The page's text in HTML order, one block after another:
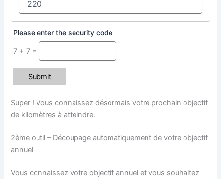
Please enter the security code
7 + 7 =
Submit
Super ! Vous connaissez désormais votre prochain objectif
de kilomètres à atteindre.
2ème outil – Découpage automatiquement de votre objectif
annuel
Vous connaissez votre objectif annuel et vous souhaitez